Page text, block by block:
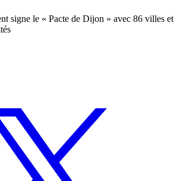
signe le « Pacte de Dijon » avec 86 villes et